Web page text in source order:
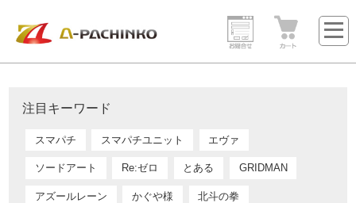
注目キーワード
スマパチ スマパチユニット エヴァ
ソードアート Re:ゼロ とある GRIDMAN
アズールレーン かぐや様 北斗の拳